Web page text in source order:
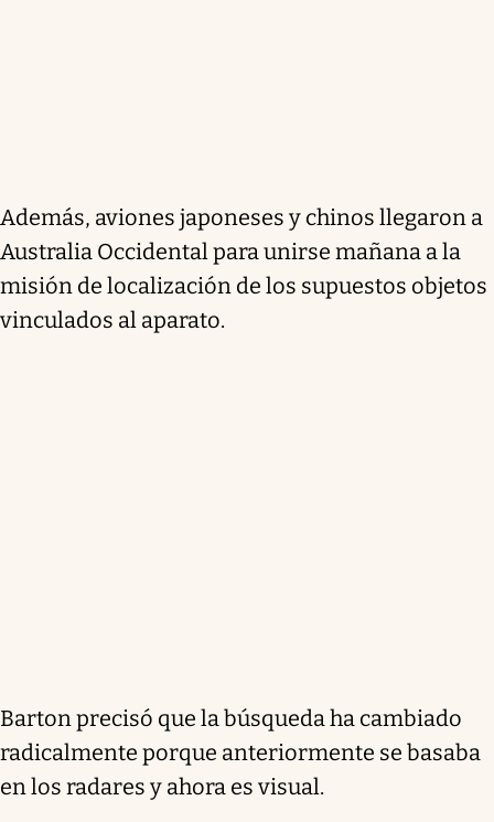
Además, aviones japoneses y chinos llegaron a
Australia Occidental para unirse mañana a la
misión de localización de los supuestos objetos
vinculados al aparato.
Barton precisó que la búsqueda ha cambiado
radicalmente porque anteriormente se basaba
en los radares y ahora es visual.